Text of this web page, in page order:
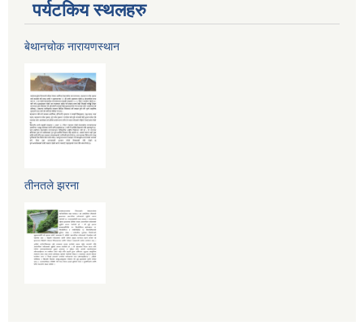
पर्यटकिय स्थलहरु
बेथानचोक नारायणस्थान
तीनतले झरना